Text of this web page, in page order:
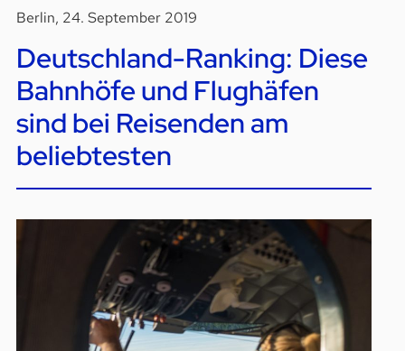
Berlin, 24. September 2019
Deutschland-Ranking: Diese
Bahnhöfe und Flughäfen
sind bei Reisenden am
beliebtesten